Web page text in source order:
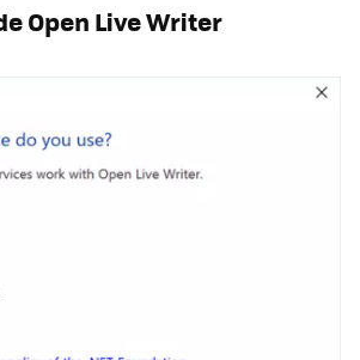
Open Live Writer